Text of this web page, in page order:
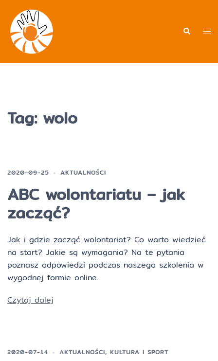
treści
Tag: wolo
2020-09-25 AKTUALNOŚCI
ABC wolontariatu – jak
zacząć?
Jak i gdzie zacząć wolontariat? Co warto wiedzieć
na start? Jakie są wymagania? Na te pytania
poznasz odpowiedzi podczas naszego szkolenia w
wygodnej formie online.
Czytaj dalej
2020-07-14 AKTUALNOŚCI, KULTURA I SPORT